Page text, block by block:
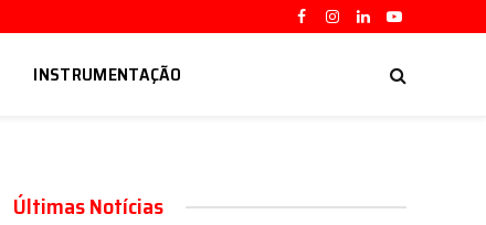
Facebook
Instagram
LinkedInYouTube
INSTRUMENTAÇÃO
Últimas Notícias